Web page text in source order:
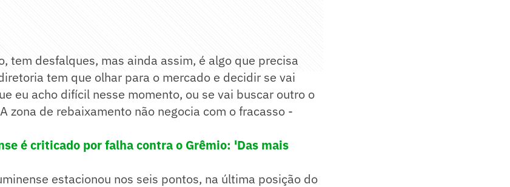
tem desfalques, mas ainda assim, é algo que precisa
tem que olhar para o mercado e decidir se vai
eu acho difícil nesse momento, ou se vai buscar outro o
zona de rebaixamento não negocia com o fracasso -
é criticado por falha contra o Grêmio: 'Das mais
estacionou nos seis pontos, na última posição do